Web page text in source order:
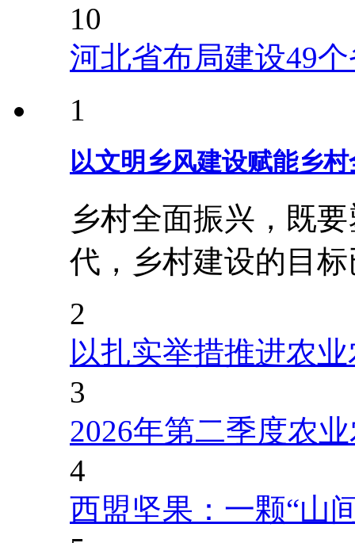
10
河北省布局建设49
1
以文明乡风建设赋能乡
乡村全面振兴，既
代，乡村建设的目
2
以扎实举措推进农
3
2026年第二季度农
4
西盟坚果：一颗“山